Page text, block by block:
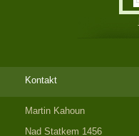
Kontakt
Martin Kahoun
Nad Statkem 1456